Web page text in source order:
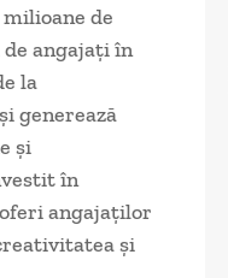
de
angajați în
la
generează
și
în
angajaților
și